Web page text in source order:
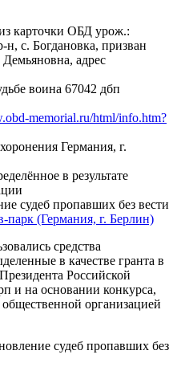
карточки ОБД урож.:
с. Богдановка, призван
адрес
воина 67042 дбп
memorial.ru/html/info.htm?
Германия, г.
в результате
судеб пропавших без вести
парк (Германия, г. Берлин)
средства
в качестве гранта в
Российской
и на основании конкурса,
организацией
судеб пропавших без